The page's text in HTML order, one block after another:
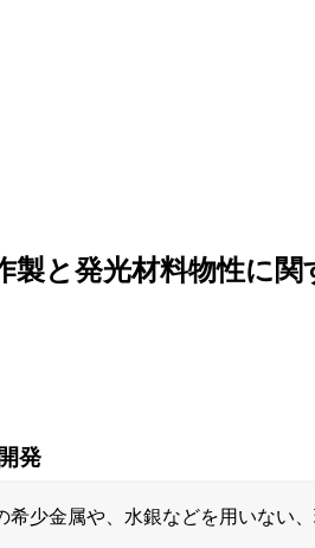
製と発光材料物性に関
発
希少金属や、水銀などを用いない